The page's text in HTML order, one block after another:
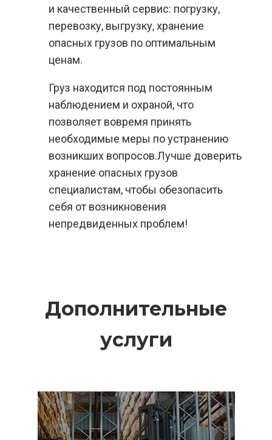
и качественный сервис: погрузку,
перевозку, выгрузку, хранение
опасных грузов по оптимальным
ценам.
Груз находится под постоянным
наблюдением и охраной, что
позволяет вовремя принять
необходимые меры по устранению
возникших вопросов.Лучше доверить
хранение опасных грузов
специалистам, чтобы обезопасить
себя от возникновения
непредвиденных проблем!
Дополнительные
услуги